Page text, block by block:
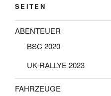
SEITEN
ABENTEUER
BSC 2020
UK-RALLYE 2023
FAHRZEUGE